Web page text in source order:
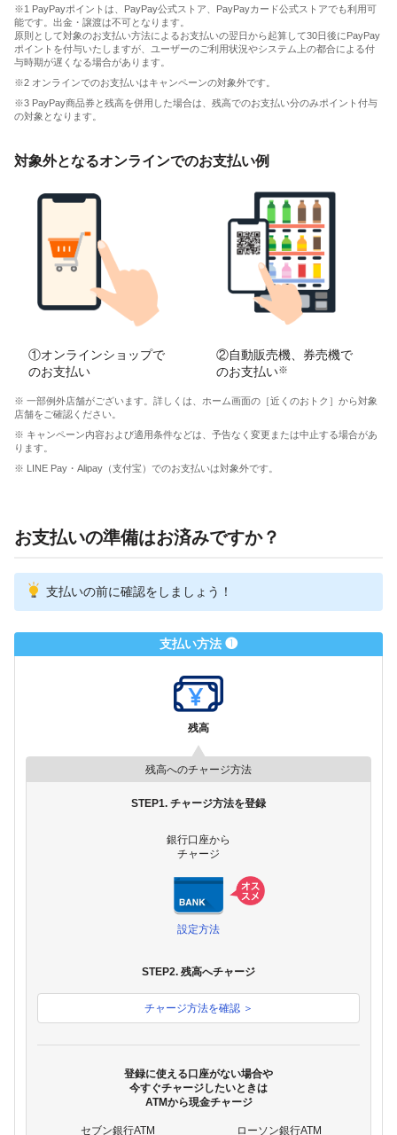
※1 PayPayポイントは、PayPay公式ストア、PayPayカード公式ストアでも利用可
能です。出金・譲渡は不可となります。
原則として対象のお支払い方法によるお支払いの翌日から起算して30日後にPayPay
ポイントを付与いたしますが、ユーザーのご利用状況やシステム上の都合による付
与時期が遅くなる場合があります。
※2 オンラインでのお支払いはキャンペーンの対象外です。
※3 PayPay商品券と残高を併用した場合は、残高でのお支払い分のみポイント付与
の対象となります。
対象外となるオンラインでのお支払い例
①オンラインショップで
のお支払い
②自動販売機、券売機で
のお支払い※
※ 一部例外店舗がございます。詳しくは、ホーム画面の［近くのおトク］から対象
店舗をご確認ください。
※ キャンペーン内容および適用条件などは、予告なく変更または中止する場合があ
ります。
※ LINE Pay・Alipay（支付宝）でのお支払いは対象外です。
お支払いの準備はお済みですか？
支払いの前に確認をしましょう！
支払い方法 ❶
残高
残高へのチャージ方法
STEP1. チャージ方法を登録
銀行口座から
チャージ
設定方法
STEP2. 残高へチャージ
チャージ方法を確認 ＞
登録に使える口座がない場合や
今すぐチャージしたいときは
ATMから現金チャージ
セブン銀行ATM ローソン銀行ATM